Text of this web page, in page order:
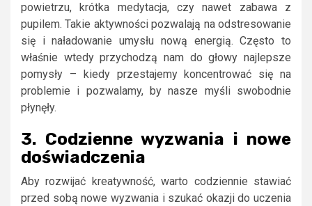
powietrzu, krótka medytacja, czy nawet zabawa z
pupilem. Takie aktywności pozwalają na odstresowanie
się i naładowanie umysłu nową energią. Często to
właśnie wtedy przychodzą nam do głowy najlepsze
pomysły – kiedy przestajemy koncentrować się na
problemie i pozwalamy, by nasze myśli swobodnie
płynęły.
3. Codzienne wyzwania i nowe
doświadczenia
Aby rozwijać kreatywność, warto codziennie stawiać
przed sobą nowe wyzwania i szukać okazji do uczenia